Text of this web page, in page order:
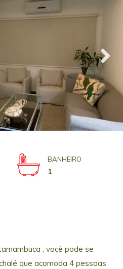
BANHEIRO
1
, você pode se
que acomoda 4 pessoas